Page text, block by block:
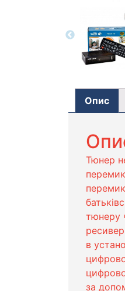
Опис
Тюнер
тюнеру
в
за